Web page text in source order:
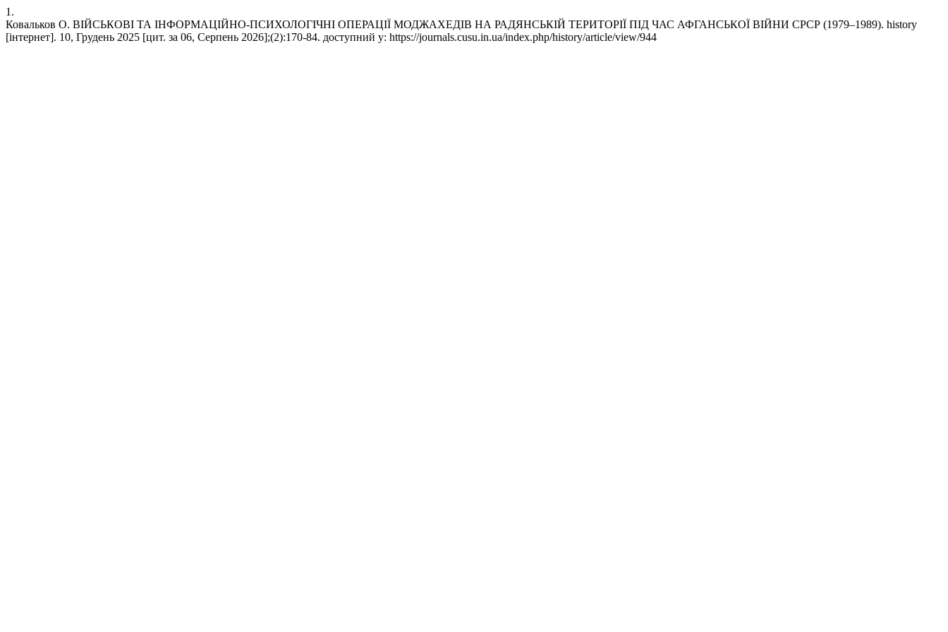
1.
Ковальков О. ВІЙСЬКОВІ ТА ІНФОРМАЦІЙНО-ПСИХОЛОГІЧНІ ОПЕРАЦІЇ МОДЖАХЕДІВ НА РАДЯНСЬКІЙ ТЕРИТОРІЇ ПІД ЧАС АФГАНСЬКОЇ ВІЙНИ СРСР (1979–1989). history
[інтернет]. 10, Грудень 2025 [цит. за 06, Серпень 2026];(2):170-84. доступний у: https://journals.cusu.in.ua/index.php/history/article/view/944